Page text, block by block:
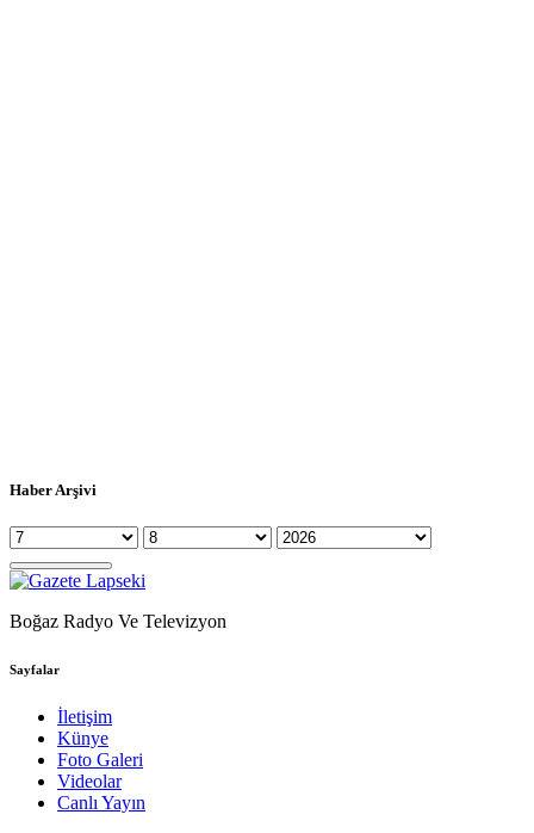
Haber Arşivi
Boğaz Radyo Ve Televizyon
Sayfalar
İletişim
Künye
Foto Galeri
Videolar
Canlı Yayın